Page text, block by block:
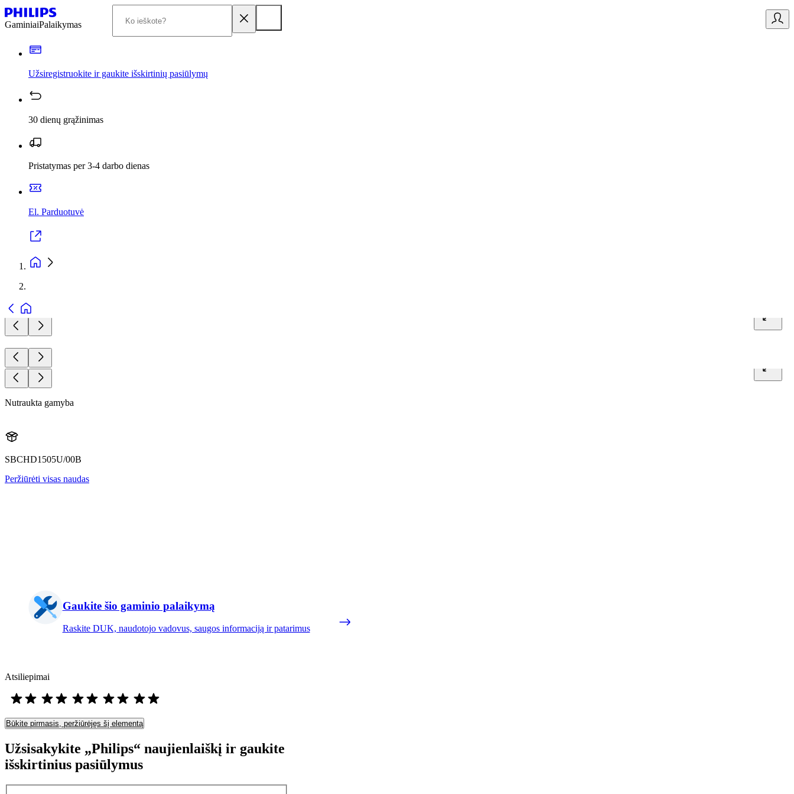
GaminiaiPalaikymas
Užsiregistruokite ir gaukite išskirtinių pasiūlymų
30 dienų grąžinimas
Pristatymas per 3-4 darbo dienas
El. Parduotuvė
Nutraukta gamyba
SBCHD1505U/00B
Peržiūrėti visas naudas
Gaukite šio gaminio palaikymą
Raskite DUK, naudotojo vadovus, saugos informaciją ir patarimus
Atsiliepimai
Būkite pirmasis, peržiūrėjęs šį elementą
Užsisakykite „Philips“ naujienlaiškį ir gaukite
išskirtinius pasiūlymus